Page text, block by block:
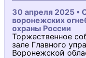
30 апреля 2025 •
воронежских
охраны России
Торжественное
зале Главного
Воронежской